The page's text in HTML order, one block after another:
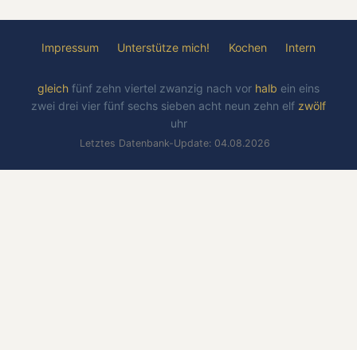
Impressum Unterstütze mich! Kochen Intern
gleich fünf zehn viertel zwanzig nach vor halb ein eins
zwei drei vier fünf sechs sieben acht neun zehn elf zwölf
uhr
Letztes Datenbank-Update: 04.08.2026